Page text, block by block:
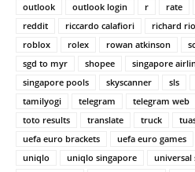
outlook
outlook login r rate
reddit
riccardo calafiori richard
roblox
rolex rowan atkinson
sgd to myr
shopee singapore
singapore pools
skyscanner sls
tamilyogi
telegram telegram web
toto results
translate truck
uefa euro brackets
uefa euro games
uniqlo
uniqlo singapore universal